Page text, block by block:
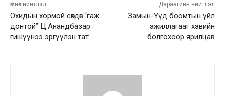
өмнөх нийтлэл
Охидын хормой сөхдөг “гаж
донтой” Ц.Анандбазар
гишүүнээ эргүүлэн тат…
Дараагийн нийтлэл
Замын-Үүд боомтын үйл
ажиллагааг хэвийн
болгохоор ярилцав